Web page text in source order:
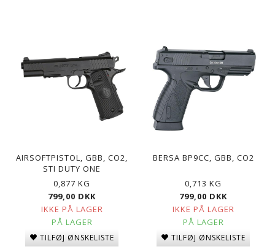
AIRSOFTPISTOL, GBB, CO2,
STI DUTY ONE
0,877 KG
799,00 DKK
IKKE PÅ LAGER
PÅ LAGER
TILFØJ ØNSKELISTE
BERSA BP9CC, GBB, CO2
0,713 KG
799,00 DKK
IKKE PÅ LAGER
PÅ LAGER
TILFØJ ØNSKELISTE